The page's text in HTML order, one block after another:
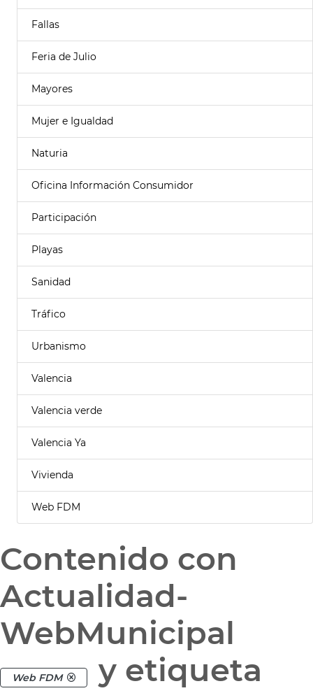
Fallas
Feria de Julio
Mayores
Mujer e Igualdad
Naturia
Oficina Información Consumidor
Participación
Playas
Sanidad
Tráfico
Urbanismo
Valencia
Valencia verde
Valencia Ya
Vivienda
Web FDM
Contenido con
Actualidad-
WebMunicipal
Web FDM y etiqueta